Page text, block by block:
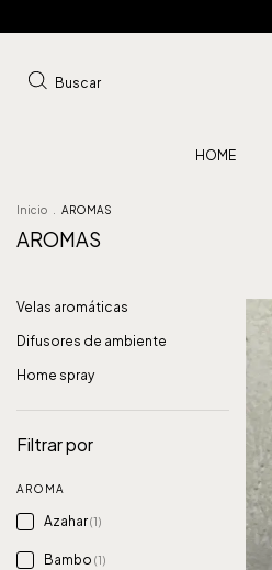
Buscar
HOME
Inicio AROMAS
AROMAS
Velas aromáticas
Difusores de ambiente
Home spray
Filtrar por
AROMA
Azahar(1)
Bambo (1)